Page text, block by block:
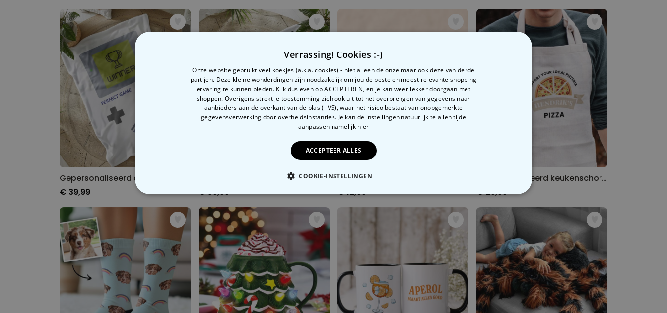
€ 39,99
Gepersonaliseerd deken als klapbord
€ 39,99
€ 12,99
Gepersonaliseerd keukenschort met pizza en naam
€ 29,99
Verrassing! Cookies :-)
Onze website gebruikt veel koekjes (a.k.a. cookies) - niet alleen de onze maar ook deze van derde
partijen. Deze kleine wonderdingen zijn noodzakelijk om jou de beste en meest relevante shopping
ervaring te kunnen bieden. Klik dus even op ACCEPTEREN, en je kan weer lekker doorgaan met
shoppen. Overigens strekt je toestemming zich ook uit tot het overbrengen van gegevens naar
aanbieders aan de overkant van de plas (=VS), waar het risico bestaat van onopgemerkte
gegevensverwerking door overheidsinstanties. Je kan de instellingen natuurlijk te allen tijde
aanpassen namelijk hier
ACCEPTEER ALLES
COOKIE-INSTELLINGEN
NOODZAKELIJK